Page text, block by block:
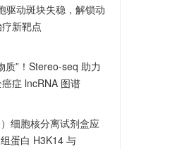
驱动斑块失稳，解锁动
新靶点
质”！Stereo-seq 助力
症 lncRNA 图谱
细胞核分离试剂盒应
蛋白 H3K14 与